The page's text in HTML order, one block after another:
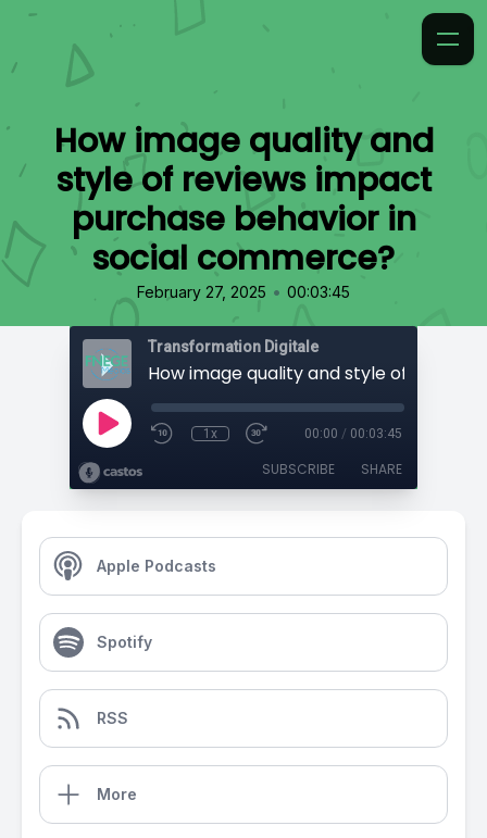
How image quality and
style of reviews impact
purchase behavior in
social commerce?
February 27, 2025 • 00:03:45
Transformation Digitale
1x 00:00 / 00:03:45
SUBSCRIBE SHARE
Apple Podcasts
Spotify
RSS
More